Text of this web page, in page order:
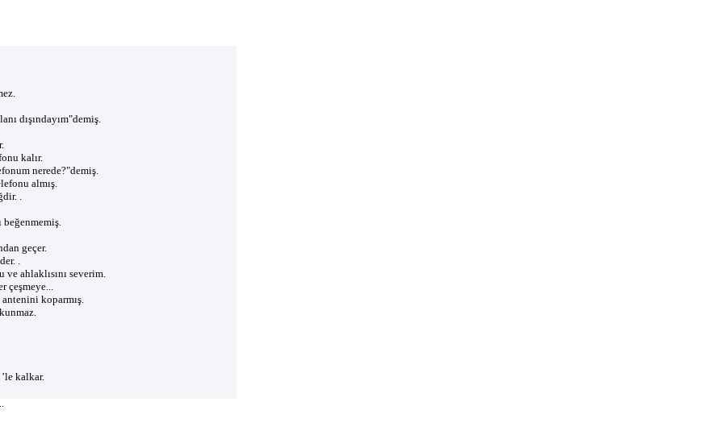
dışındayım"demiş.
kalır.
nerede?"demiş.
almış.
.
geçer.
.
ahlaklısını severim.
koparmış.
kalkar.